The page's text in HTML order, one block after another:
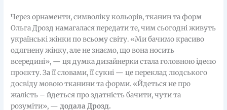
Через орнаменти, символіку кольорів, тканин та форм
Ольга Дрозд намагалася передати те, чим сьогодні живуть
українські жінки по всьому світу. «Ми бачимо красиво
одягнену жінку, але не знаємо, що вона носить
всередині», — ця думка дизайнерки стала головною ідеєю
проєкту. За її словами, її сукні — це переклад людського
досвіду мовою тканини та форми. «Йдеться не про
жалість – йдеться про здатність бачити, чути та
розуміти», —додала Дрозд.